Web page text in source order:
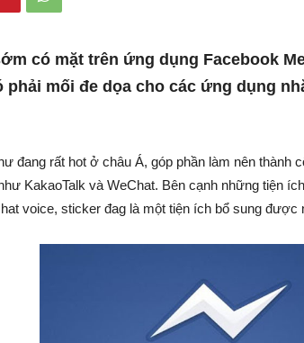
có mặt trên ứng dụng Facebook
phải mối đe dọa cho các ứng dụng
đang rất hot ở châu Á, góp phần làm nên thành
KakaoTalk và WeChat. Bên cạnh những tiện
voice, sticker đag là một tiện ích bổ sung được